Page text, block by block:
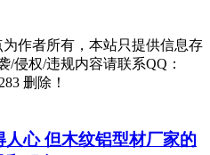
为作者所有，本站只提供信息存
/侵权/违规内容请联系QQ：
删除！
人心 但木纹铝型材厂家的